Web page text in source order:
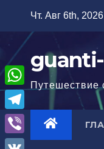
содержимому
Чт. Авг 6th, 2026
Путешествие
W
h
a
T
e
V